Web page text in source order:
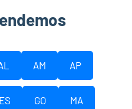
AM AP
ES GO MA